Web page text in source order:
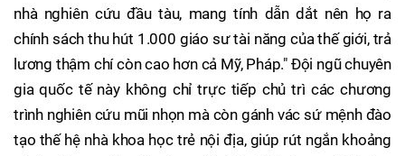
nhà nghiên cứu đầu tàu, mang tính dẫn dắt nên họ ra
chính sách thu hút 1.000 giáo sư tài năng của thế giới, trả
lương thậm chí còn cao hơn cả Mỹ, Pháp." Đội ngũ chuyên
gia quốc tế này không chỉ trực tiếp chủ trì các chương
trình nghiên cứu mũi nhọn mà còn gánh vác sứ mệnh đào
tạo thế hệ nhà khoa học trẻ nội địa, giúp rút ngắn khoảng